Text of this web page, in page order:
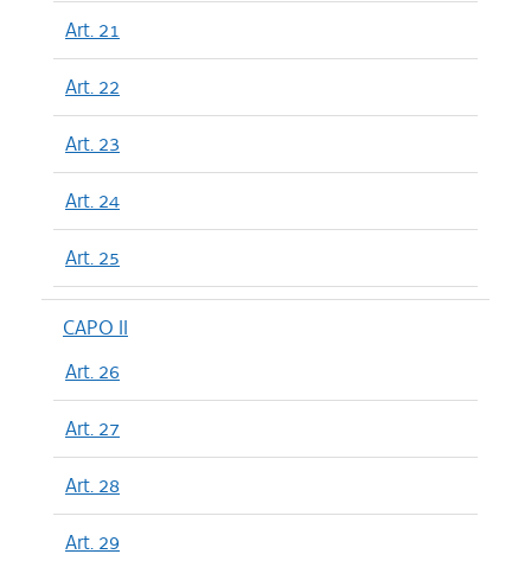
Art. 21
Art. 22
Art. 23
Art. 24
Art. 25
CAPO II
Art. 26
Art. 27
Art. 28
Art. 29